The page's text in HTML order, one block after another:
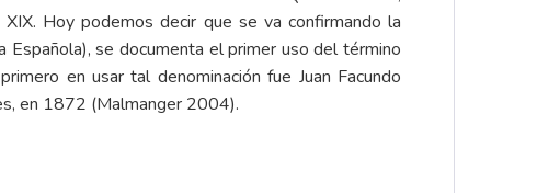
Hoy podemos decir que se va confirmando la
se documenta el primer uso del término
en usar tal denominación fue Juan Facundo
en 1872 (Malmanger 2004).